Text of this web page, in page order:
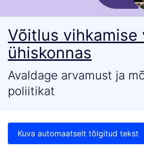
Võitlus vihkamise
ühiskonnas
Avaldage arvamust ja
poliitikat
Kuva automaatselt tõlgitud tekst